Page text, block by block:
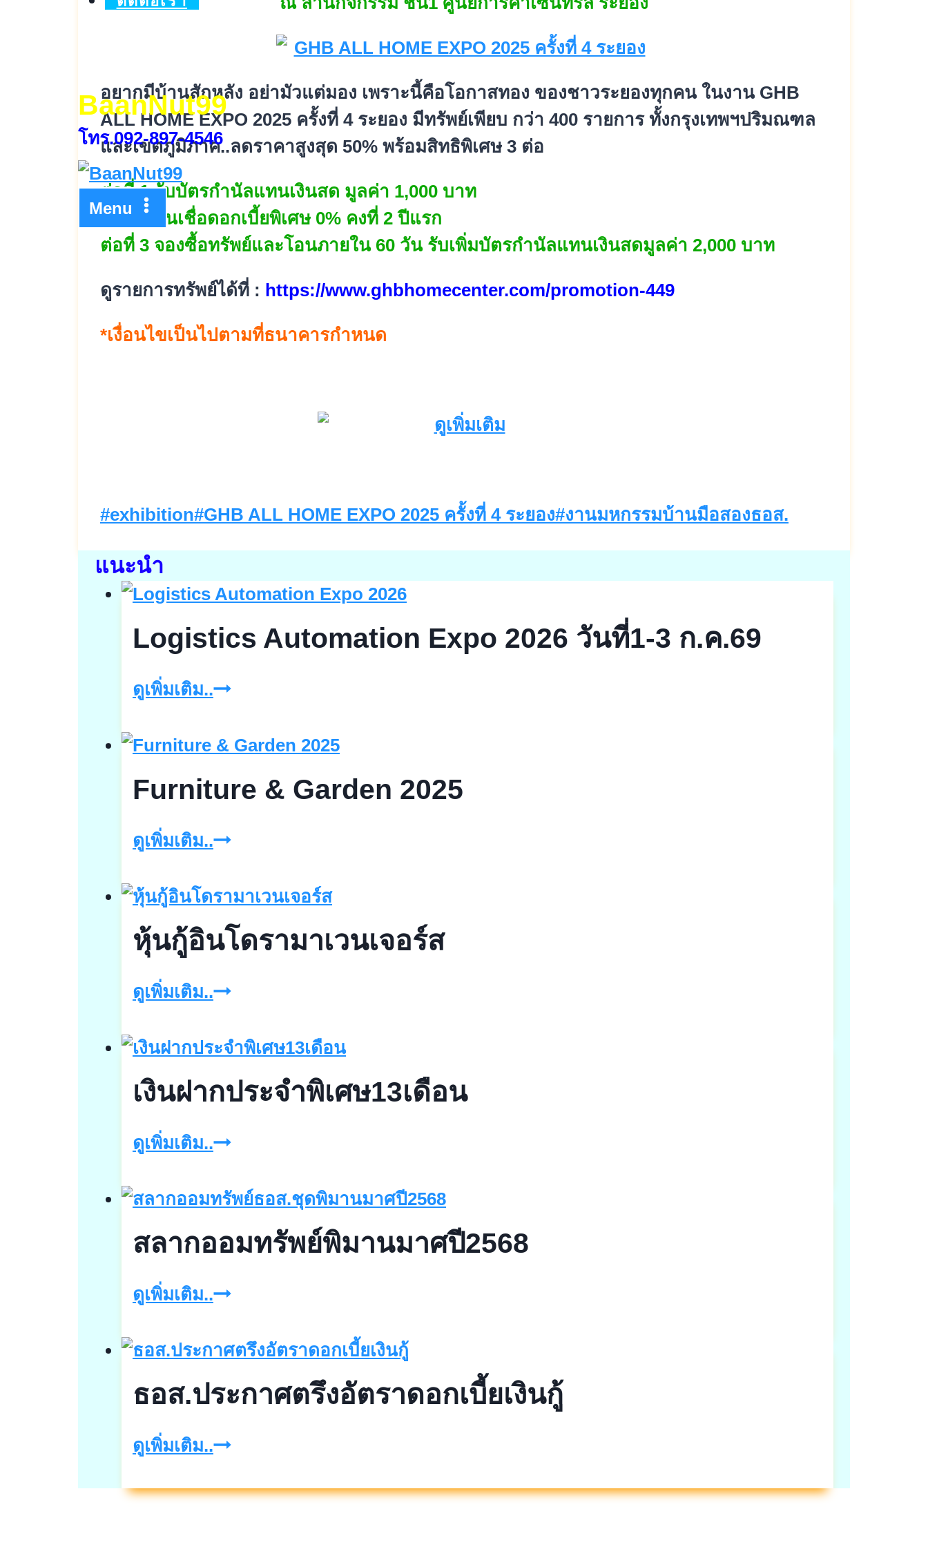
BaanNut99
โทร.092-897-4546
Menu
อยากมีบ้านสักหลัง อย่ามัวแต่มอง เพราะนี้คือโอกาสทอง ของชาวระยองทุกคน ในงาน GHB
ALL HOME EXPO 2025 ครั้งที่ 4 ระยอง มีทรัพย์เพียบ กว่า 400 รายการ ทั้งกรุงเทพฯปริมณฑล
และเขตภูมิภาค..ลดราคาสูงสุด 50% พร้อมสิทธิพิเศษ 3 ต่อ
ต่อที่ 1 รับบัตรกำนัลแทนเงินสด มูลค่า 1,000 บาท
ต่อที่ 2 สินเชื่อดอกเบี้ยพิเศษ 0% คงที่ 2 ปีแรก
ต่อที่ 3 จองซื้อทรัพย์และโอนภายใน 60 วัน รับเพิ่มบัตรกำนัลแทนเงินสดมูลค่า 2,000 บาท
ดูรายการทรัพย์ได้ที่ : https://www.ghbhomecenter.com/promotion-449
*เงื่อนไขเป็นไปตามที่ธนาคารกำหนด
Post
#exhibition#GHB ALL HOME EXPO 2025 ครั้งที่ 4 ระยอง#งานมหกรรมบ้านมือสองธอส.
แนะนำ
Logistics Automation Expo 2026 วันที่1-3 ก.ค.69
ดูเพิ่มเติม..Logistics
Expo
วัน
3
Furniture & Garden 2025
ดูเพิ่มเติม..Furniture
Garden
2025
หุ้นกู้อินโดรามาเวนเจอร์ส
ดูเพิ่มเติม..หุ้น
อิน
รามา
เจ
เงินฝากประจำพิเศษ13เดือน
ดูเพิ่มเติม..เงิน
ประจำ
พิเศษ13เดือน
สลากออมทรัพย์พิมานมาศปี2568
ดูเพิ่มเติม..สลาก
ทรัพย์
มาศ
ธอส.ประกาศตรึงอัตราดอกเบี้ยเงินกู้
ดูเพิ่มเติม..ธอส.ประกาศ
อัตรา